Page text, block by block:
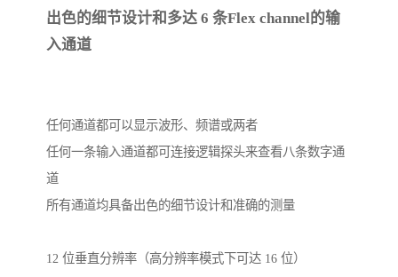
出色的细节设计和多达 6 条Flex channel的输
入通道
任何通道都可以显示波形、频谱或两者
任何一条输入通道都可连接逻辑探头来查看八条数字通
道
所有通道均具备出色的细节设计和准确的测量
12 位垂直分辨率（高分辨率模式下可达 16 位）